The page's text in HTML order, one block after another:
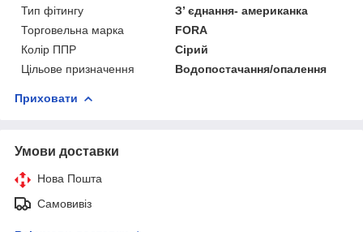
Тип фітингу
З’ єднання- американка
Торговельна марка
FORA
Колір ППР
Сірий
Цільове призначення
Водопостачання/опалення
Приховати
Умови доставки
Нова Пошта
Самовивіз